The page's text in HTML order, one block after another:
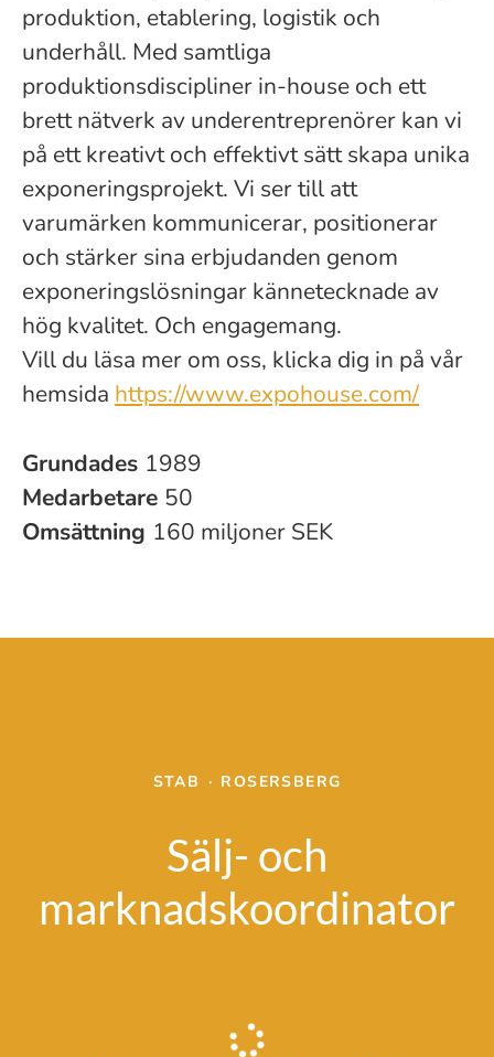
produktion, etablering, logistik och
underhåll. Med samtliga
produktionsdiscipliner in-house och ett
brett nätverk av underentreprenörer kan vi
på ett kreativt och effektivt sätt skapa unika
exponeringsprojekt. Vi ser till att
varumärken kommunicerar, positionerar
och stärker sina erbjudanden genom
exponeringslösningar kännetecknade av
hög kvalitet. Och engagemang.
Vill du läsa mer om oss, klicka dig in på vår
hemsida https://www.expohouse.com/
Grundades 1989
Medarbetare 50
Omsättning 160 miljoner SEK
STAB · ROSERSBERG
Sälj- och
marknadskoordinator